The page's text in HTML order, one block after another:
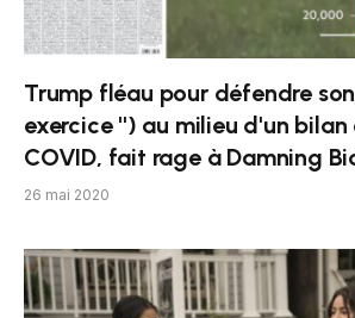
Trump fléau pour défendre
exercice '') au milieu d'un bilan
COVID, fait rage à Damning
26 mai 2020